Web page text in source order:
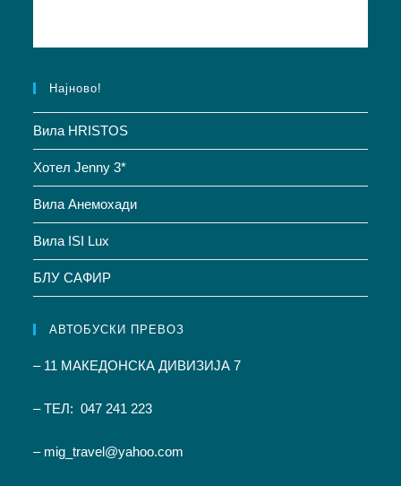
Најново!
Вила HRISTOS
Хотел Jenny 3*
Вила Анемохади
Вила ISI Lux
БЛУ САФИР
АВТОБУСКИ ПРЕВОЗ
– 11 МАКЕДОНСКА ДИВИЗИЈА 7
– ТЕЛ: 047 241 223
– mig_travel@yahoo.com